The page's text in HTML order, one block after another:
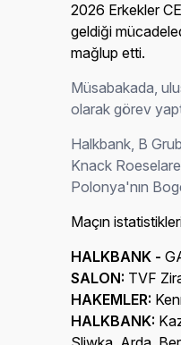
2026 Erkekler
geldiği
mağlup etti.
Müsabakada,
olarak görev
Halkbank, B
Knack
Polonya'nın
Maçın
HALKBANK -
SALON: TVF
HAKEMLER:
HALKBANK: